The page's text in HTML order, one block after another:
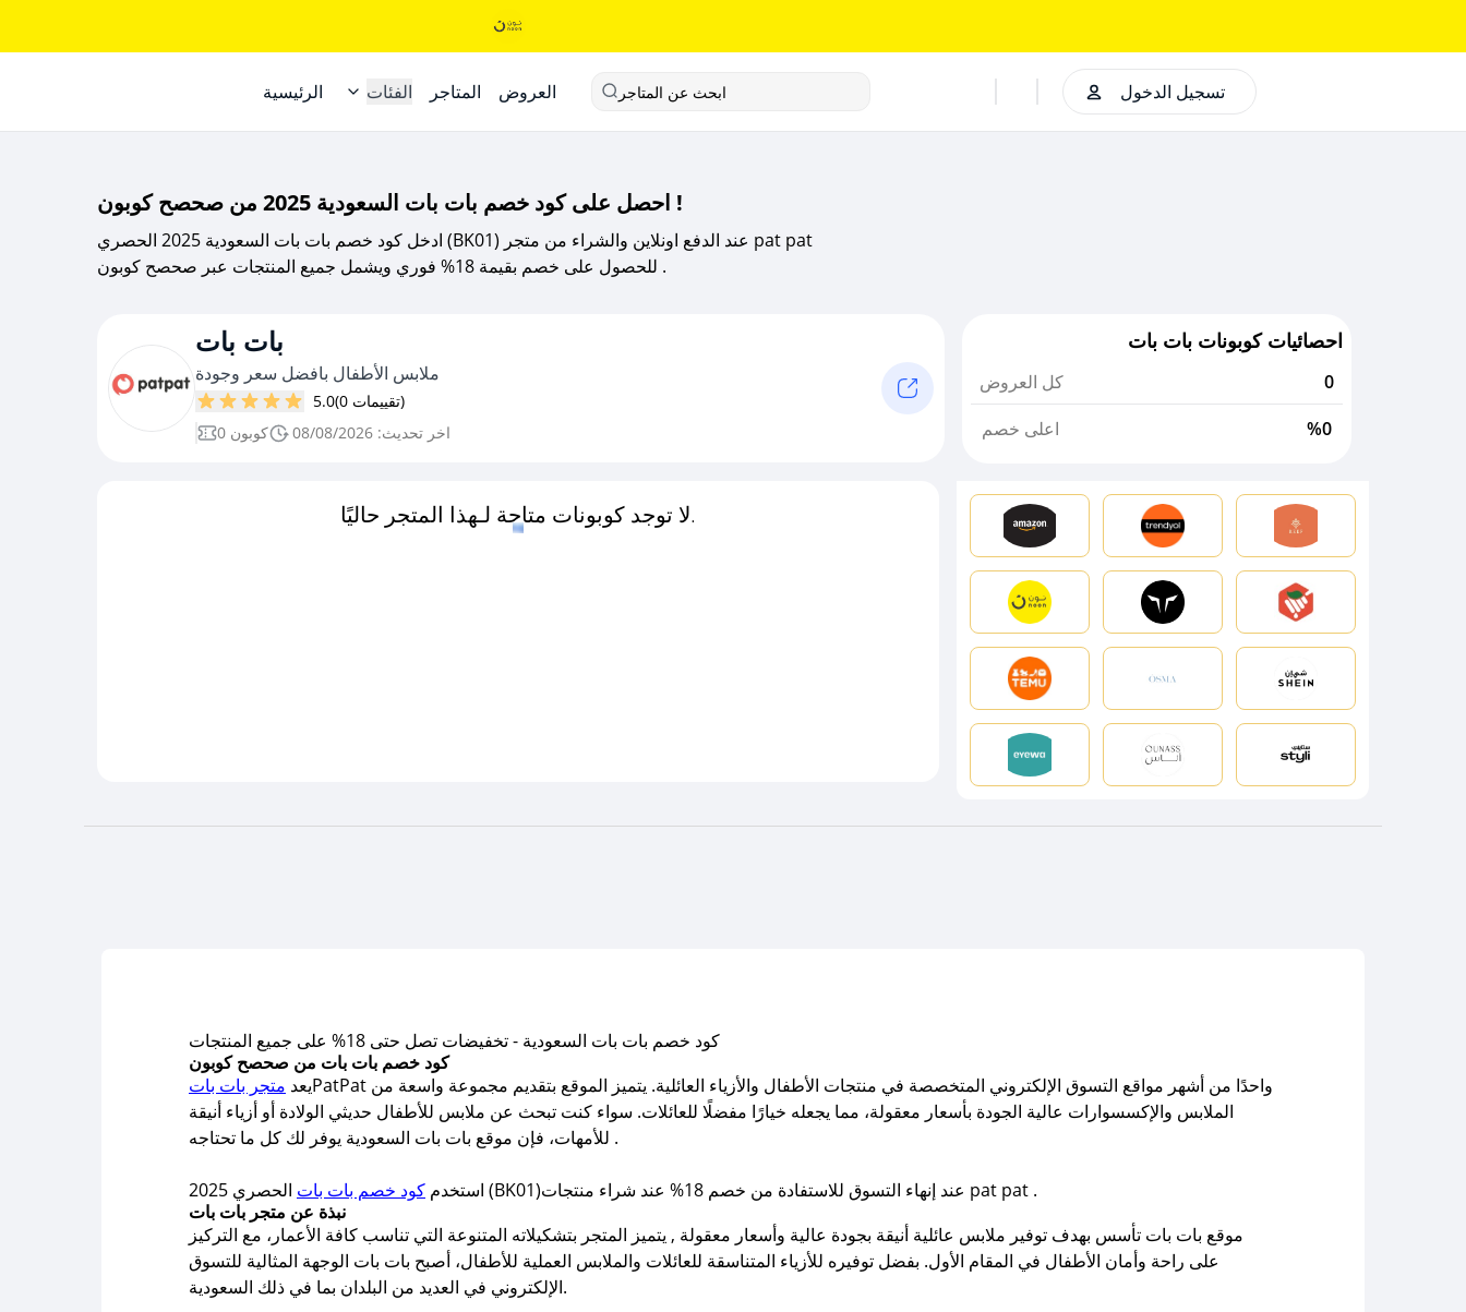
الرئيسية الفئات المتاجر العروض ابحث عن المتاجر تسجيل الدخول
احصل على كود خصم بات بات السعودية 2025 من صحصح كوبون !
ادخل كود خصم بات بات السعودية 2025 الحصري (BK01) عند الدفع اونلاين والشراء من متجر pat pat
للحصول على خصم بقيمة 18% فوري ويشمل جميع المنتجات عبر صحصح كوبون .
بات بات
ملابس الأطفال بافضل سعر وجودة
5.0
(0 تقييمات)
0 كوبون
اخر تحديث: 08/08/2026
احصائيات كوبونات بات بات
كل العروض
0
اعلى خصم
%0
لا توجد كوبونات متاحة لـهذا المتجر حاليًا.
كود خصم بات بات السعودية - تخفيضات تصل حتى 18% على جميع المنتجات
كود خصم بات بات من صحصح كوبون
يعد متجر بات بات
PatPat واحدًا من أشهر مواقع التسوق الإلكتروني المتخصصة في منتجات الأطفال والأزياء العائلية. يتميز الموقع بتقديم مجموعة واسعة من
الملابس والإكسسوارات عالية الجودة بأسعار معقولة، مما يجعله خيارًا مفضلًا للعائلات. سواء كنت تبحث عن ملابس للأطفال حديثي الولادة أو أزياء أنيقة
للأمهات، فإن موقع بات بات السعودية يوفر لك كل ما تحتاجه .
استخدم كود خصم بات بات
الحصري 2025 (BK01)عند إنهاء التسوق للاستفادة من خصم 18% عند شراء منتجات pat pat .
موقع بات بات تأسس بهدف توفير ملابس عائلية أنيقة بجودة عالية وأسعار معقولة , يتميز المتجر بتشكيلاته المتنوعة التي تناسب كافة الأعمار، مع التركيز
على راحة وأمان الأطفال في المقام الأول. بفضل توفيره للأزياء المتناسقة للعائلات والملابس العملية للأطفال، أصبح بات بات الوجهة المثالية للتسوق
الإلكتروني في العديد من البلدان بما في ذلك السعودية.